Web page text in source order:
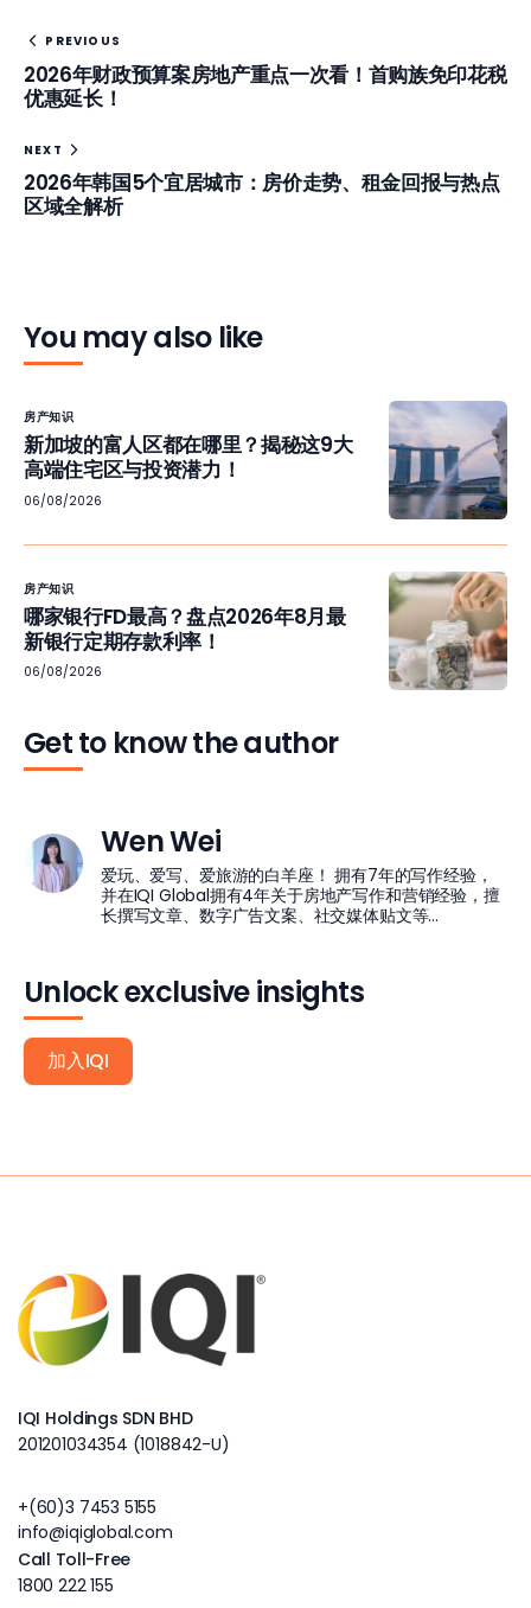
PREVIOUS
2026年财政预算案房地产重点一次看！首购族免印花税
优惠延长！
NEXT
2026年韩国5个宜居城市：房价走势、租金回报与热点
区域全解析
You may also like
房产知识
新加坡的富人区都在哪里？揭秘这9大
高端住宅区与投资潜力！
06/08/2026
房产知识
哪家银行FD最高？盘点2026年8月最
新银行定期存款利率！
06/08/2026
Get to know the author
Wen Wei
爱玩、爱写、爱旅游的白羊座！ 拥有7年的写作经验，
并在IQI Global拥有4年关于房地产写作和营销经验，擅
长撰写文章、数字广告文案、社交媒体贴文等...
Unlock exclusive insights
加入IQI
IQI Holdings SDN BHD
201201034354 (1018842-U)
+(60)3 7453 5155
info@iqiglobal.com
Call Toll-Free
1800 222 155